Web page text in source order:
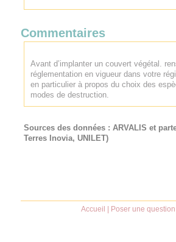
Commentaires
Avant d’implanter un couvert végétal.
réglementation en vigueur dans votre
en particulier à propos du choix des
modes de destruction.
Sources des données : ARVALIS et
Terres Inovia, UNILET)
Accueil | Poser une question